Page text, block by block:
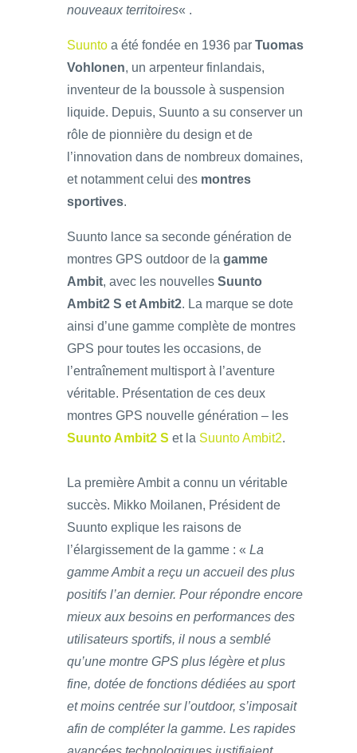
nouveaux territoires« .
Suunto a été fondée en 1936 par Tuomas
Vohlonen, un arpenteur finlandais,
inventeur de la boussole à suspension
liquide. Depuis, Suunto a su conserver un
rôle de pionnière du design et de
l’innovation dans de nombreux domaines,
et notamment celui des montres
sportives.
Suunto lance sa seconde génération de
montres GPS outdoor de la gamme
Ambit, avec les nouvelles Suunto
Ambit2 S et Ambit2. La marque se dote
ainsi d’une gamme complète de montres
GPS pour toutes les occasions, de
l’entraînement multisport à l’aventure
véritable. Présentation de ces deux
montres GPS nouvelle génération – les
Suunto Ambit2 S et la Suunto Ambit2.
La première Ambit a connu un véritable
succès. Mikko Moilanen, Président de
Suunto explique les raisons de
l’élargissement de la gamme : « La
gamme Ambit a reçu un accueil des plus
positifs l’an dernier. Pour répondre encore
mieux aux besoins en performances des
utilisateurs sportifs, il nous a semblé
qu’une montre GPS plus légère et plus
fine, dotée de fonctions dédiées au sport
et moins centrée sur l’outdoor, s’imposait
afin de compléter la gamme. Les rapides